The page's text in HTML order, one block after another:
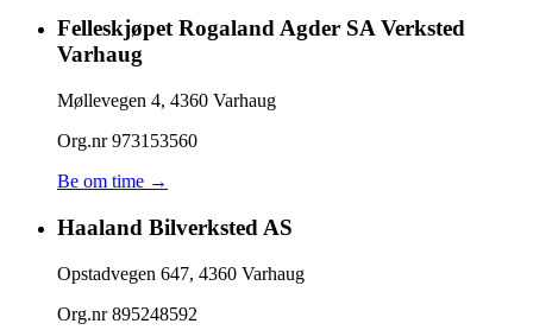
Felleskjøpet Rogaland Agder SA Verksted
Varhaug
Møllevegen 4, 4360 Varhaug
Org.nr973153560
Be om time →
Haaland Bilverksted AS
Opstadvegen 647, 4360 Varhaug
Org.nr895248592